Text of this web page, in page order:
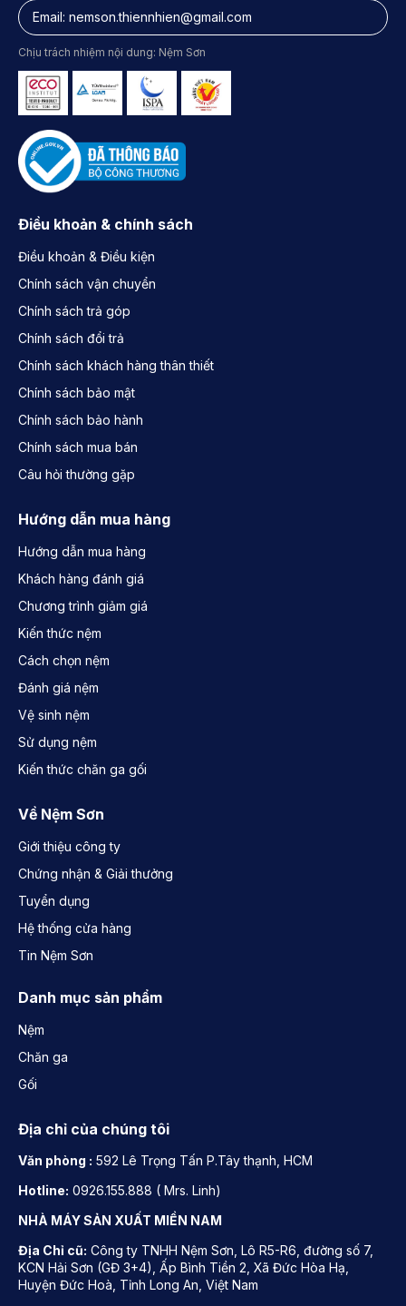
Email: nemson.thiennhien@gmail.com
Chịu trách nhiệm nội dung: Nệm Sơn
Điều khoản & chính sách
Điều khoản & Điều kiện
Chính sách vận chuyển
Chính sách trả góp
Chính sách đổi trả
Chính sách khách hàng thân thiết
Chính sách bảo mật
Chính sách bảo hành
Chính sách mua bán
Câu hỏi thường gặp
Hướng dẫn mua hàng
Hướng dẫn mua hàng
Khách hàng đánh giá
Chương trình giảm giá
Kiến thức nệm
Cách chọn nệm
Đánh giá nệm
Vệ sinh nệm
Sử dụng nệm
Kiến thức chăn ga gối
Về Nệm Sơn
Giới thiệu công ty
Chứng nhận & Giải thưởng
Tuyển dụng
Hệ thống cửa hàng
Tin Nệm Sơn
Danh mục sản phẩm
Nệm
Chăn ga
Gối
Địa chỉ của chúng tôi
Văn phòng : 592 Lê Trọng Tấn P.Tây thạnh, HCM
Hotline: 0926.155.888 ( Mrs. Linh)
NHÀ MÁY SẢN XUẤT MIỀN NAM
Địa Chỉ cũ: Công ty TNHH Nệm Sơn, Lô R5-R6, đường số 7,
KCN Hải Sơn (GĐ 3+4), Ấp Bình Tiền 2, Xã Đức Hòa Hạ,
Huyện Đức Hoà, Tỉnh Long An, Việt Nam